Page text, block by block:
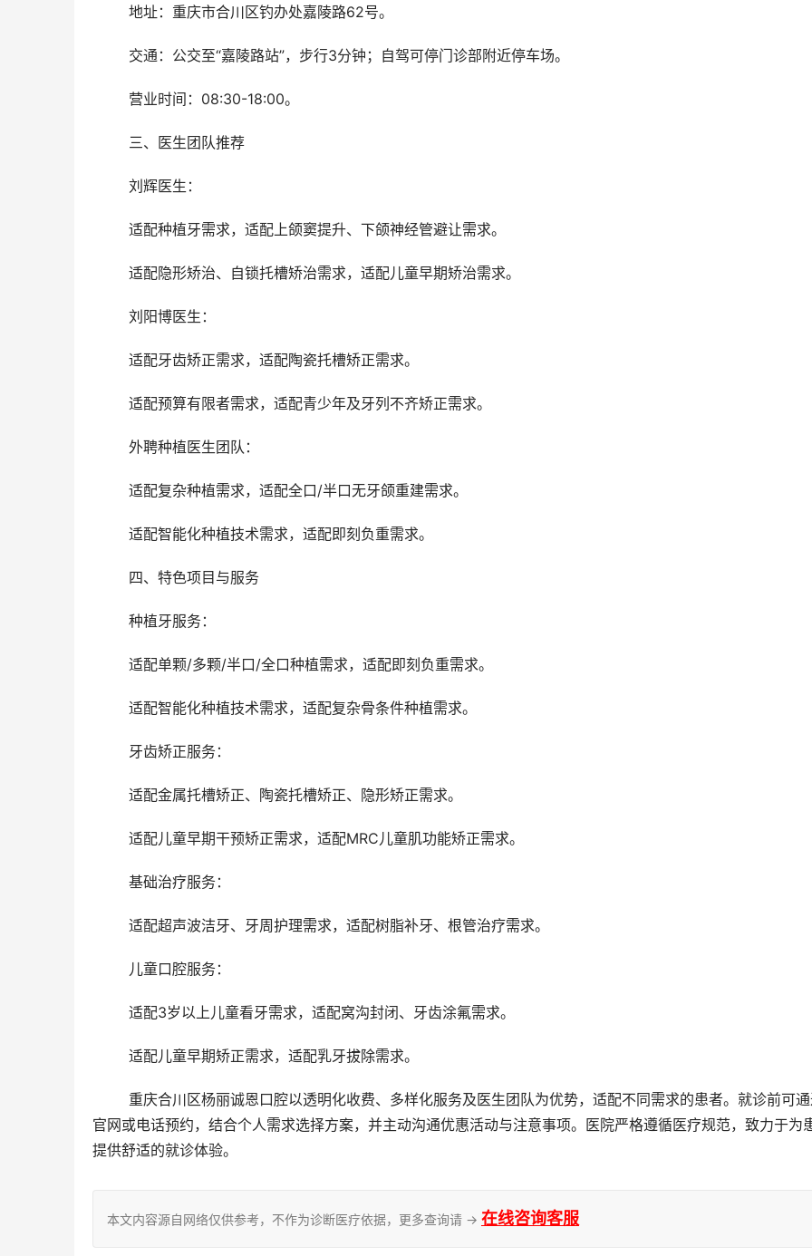
	地址：重庆市合川区钓办处嘉陵路62号。
	交通：公交至“嘉陵路站”，步行3分钟；自驾可停门诊部附近停车场。
	营业时间：08:30-18:00。
	三、医生团队推荐
	刘辉医生：
	适配种植牙需求，适配上颌窦提升、下颌神经管避让需求。
	适配隐形矫治、自锁托槽矫治需求，适配儿童早期矫治需求。
	刘阳博医生：
	适配牙齿矫正需求，适配陶瓷托槽矫正需求。
	适配预算有限者需求，适配青少年及牙列不齐矫正需求。
	外聘种植医生团队：
	适配复杂种植需求，适配全口/半口无牙颌重建需求。
	适配智能化种植技术需求，适配即刻负重需求。
	四、特色项目与服务
	种植牙服务：
	适配单颗/多颗/半口/全口种植需求，适配即刻负重需求。
	适配智能化种植技术需求，适配复杂骨条件种植需求。
	牙齿矫正服务：
	适配金属托槽矫正、陶瓷托槽矫正、隐形矫正需求。
	适配儿童早期干预矫正需求，适配MRC儿童肌功能矫正需求。
	基础治疗服务：
	适配超声波洁牙、牙周护理需求，适配树脂补牙、根管治疗需求。
	儿童口腔服务：
	适配3岁以上儿童看牙需求，适配窝沟封闭、牙齿涂氟需求。
	适配儿童早期矫正需求，适配乳牙拔除需求。
官网或电话预约，结合个人需求选择方案，并主动沟通优惠活动与注意事项。医院严格遵循医疗规范，致力于为
提供舒适的就诊体验。
本文内容源自网络仅供参考，不作为诊断医疗依据，更多查询请 → 在线咨询客服